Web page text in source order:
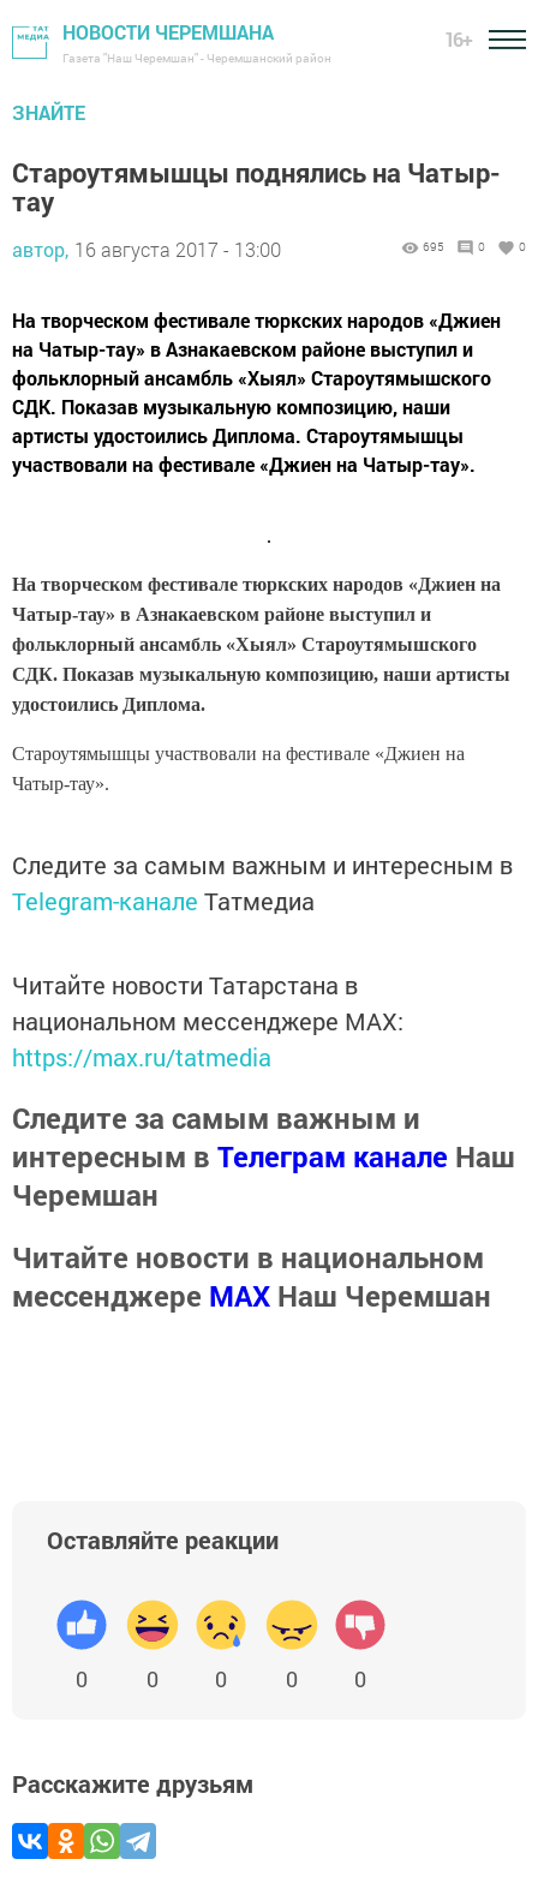
НОВОСТИ ЧЕРЕМШАНА
Газета "Наш Черемшан" - Черемшанский район
16+
ЗНАЙТЕ
Староутямышцы поднялись на Чатыр-
тау
автор, 16 августа 2017 - 13:00 695 0 0
На творческом фестивале тюркских народов «Джиен
на Чатыр-тау» в Азнакаевском районе выступил и
фольклорный ансамбль «Хыял» Староутямышского
СДК. Показав музыкальную композицию, наши
артисты удостоились Диплома. Староутямышцы
участвовали на фестивале «Джиен на Чатыр-тау».
На творческом фестивале тюркских народов «Джиен на
Чатыр-тау» в Азнакаевском районе выступил и
фольклорный ансамбль «Хыял» Староутямышского
СДК. Показав музыкальную композицию, наши артисты
удостоились Диплома.
Староутямышцы участвовали на фестивале «Джиен на
Чатыр-тау».
Следите за самым важным и интересным в
Telegram-канале Татмедиа
Читайте новости Татарстана в
национальном мессенджере MАХ:
https://max.ru/tatmedia
Следите за самым важным и
интересным в Телеграм канале Наш
Черемшан
Читайте новости в национальном
мессенджере MАХ Наш Черемшан
Оставляйте реакции
0 0 0 0 0
Расскажите друзьям